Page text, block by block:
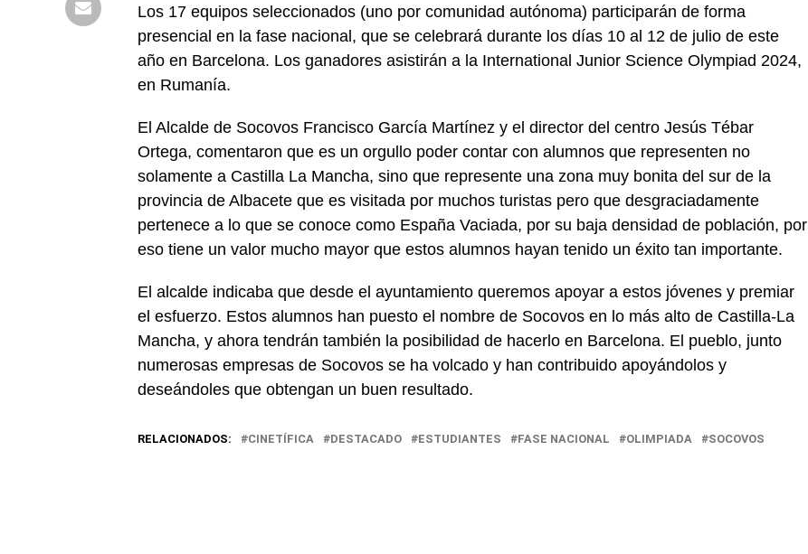
Los 17 equipos seleccionados (uno por comunidad autónoma) participarán de forma
presencial en la fase nacional, que se celebrará durante los días 10 al 12 de julio de este
año en Barcelona. Los ganadores asistirán a la International Junior Science Olympiad 2024,
en Rumanía.
El Alcalde de Socovos Francisco García Martínez y el director del centro Jesús Tébar
Ortega, comentaron que es un orgullo poder contar con alumnos que representen no
solamente a Castilla La Mancha, sino que represente una zona muy bonita del sur de la
provincia de Albacete que es visitada por muchos turistas pero que desgraciadamente
pertenece a lo que se conoce como España Vaciada, por su baja densidad de población, por
eso tiene un valor mucho mayor que estos alumnos hayan tenido un éxito tan importante.
El alcalde indicaba que desde el ayuntamiento queremos apoyar a estos jóvenes y premiar
el esfuerzo. Estos alumnos han puesto el nombre de Socovos en lo más alto de Castilla-La
Mancha, y ahora tendrán también la posibilidad de hacerlo en Barcelona. El pueblo, junto
numerosas empresas de Socovos se ha volcado y han contribuido apoyándolos y
deseándoles que obtengan un buen resultado.
RELACIONADOS: CINETÍFICA DESTACADO ESTUDIANTES FASE NACIONAL OLIMPIADA SOCOVOS